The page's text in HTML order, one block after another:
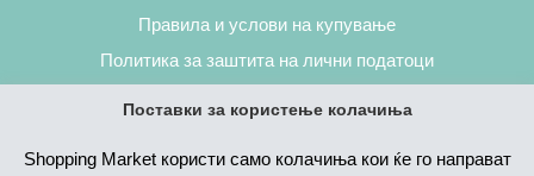
Правила и услови на купување
Политика за заштита на лични податоци
Поставки за користење колачиња
Shopping Market користи само колачиња кои ќе го направат